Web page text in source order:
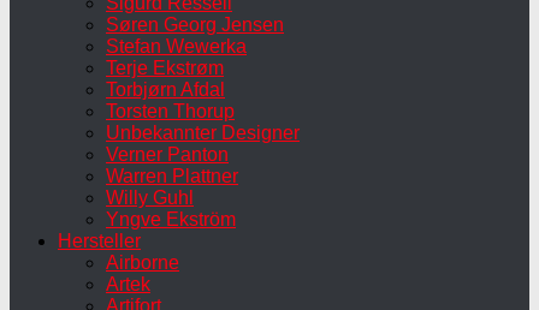
Søren Georg Jensen
Stefan Wewerka
Terje Ekstrøm
Torbjørn Afdal
Torsten Thorup
Unbekannter Designer
Verner Panton
Warren Plattner
Willy Guhl
Yngve Ekström
Hersteller
Airborne
Artek
Artifort